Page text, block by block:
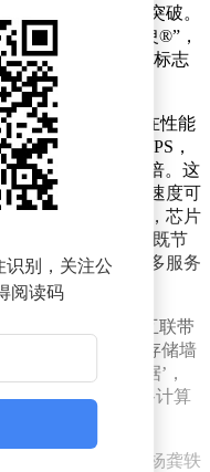
技术突破与市场突破。
用算力芯片“须臾®”，
高性能智算平台，标志
一步。
绍，“须臾®”芯片在性能
算力达896 TFLOPS，
产品“刹那”提升3倍。这
大模型请求时，速度可
推理场景。同时，芯片
统芯片降低50%，既节
耗配额下部署更多服务
缓存、优化片间互联带
架构，有效缓解存储墙
不再频繁‘等数据’，
测数据显示，单路计算
了资源利用率。
并完成批量交付。杨龚轶
识别，关注公
阅读码